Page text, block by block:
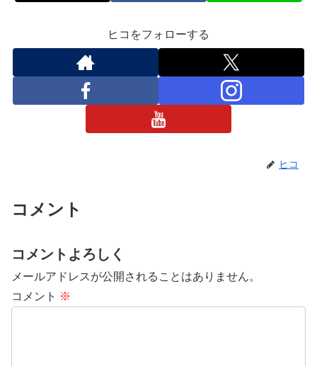
ヒコをフォローする
ヒコ
コメント
コメントよろしく
メールアドレスが公開されることはありません。
コメント ※